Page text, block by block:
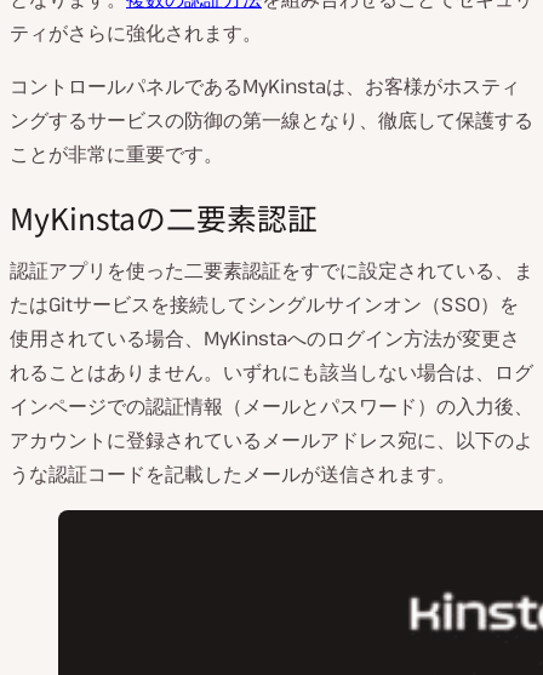
ティがさらに強化されます。
コントロールパネルであるMyKinstaは、お客様がホスティ
ングするサービスの防御の第一線となり、徹底して保護する
ことが非常に重要です。
MyKinstaの二要素認証
認証アプリを使った二要素認証をすでに設定されている、ま
たはGitサービスを接続してシングルサインオン（SSO）を
使用されている場合、MyKinstaへのログイン方法が変更さ
れることはありません。いずれにも該当しない場合は、ログ
インページでの認証情報（メールとパスワード）の入力後、
アカウントに登録されているメールアドレス宛に、以下のよ
うな認証コードを記載したメールが送信されます。